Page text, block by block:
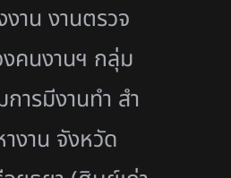
งาน งานตรวจ
คนงานฯ กลุ่ม
การมีงานทํา สํา
งาน จังหวัด